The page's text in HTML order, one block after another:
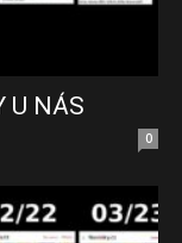
U NÁS
0